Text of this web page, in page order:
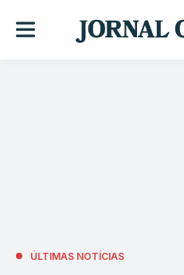
ÚLTIMAS NOTÍCIAS